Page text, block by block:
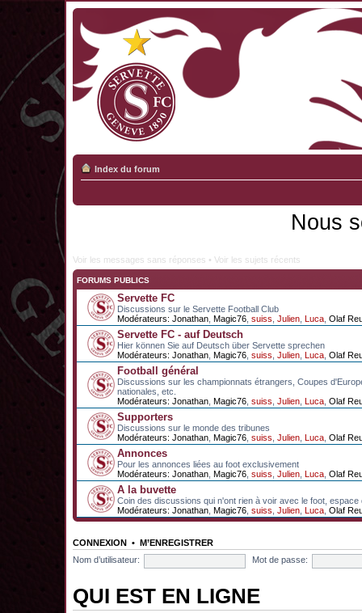
Index du forum
Nous
Voir les messages sans réponses • Voir les sujets récents
FORUMS PUBLICS
Servette FC
Discussions sur le Servette Football Club
Modérateurs: Jonathan Magic76 suiss Julien Luca Olaf
Servette FC - auf Deutsch
Hier können Sie auf Deutsch über Servette sprechen
Modérateurs: Jonathan Magic76 suiss Julien Luca Olaf
Football général
Discussions sur les championnats étrangers, Coupes
nationales, etc.
Modérateurs: Jonathan Magic76 suiss Julien Luca Olaf
Supporters
Discussions sur le monde des tribunes
Modérateurs: Jonathan Magic76 suiss Julien Luca Olaf
Annonces
Pour les annonces liées au foot exclusivement
Modérateurs: Jonathan Magic76 suiss Julien Luca Olaf
A la buvette
Coin des discussions qui n'ont rien à voir avec le foot, espace
Modérateurs: Jonathan Magic76 suiss Julien Luca Olaf
CONNEXION • M’ENREGISTRER
Nom d’utilisateur:
Mot de passe:
QUI EST EN LIGNE